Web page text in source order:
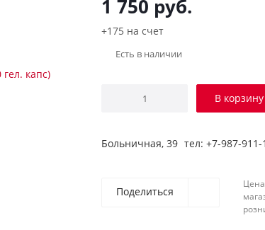
1 750 руб.
+175 на счет
Есть в наличии
В корзину
Больничная, 39 тел: +7-987-
Поделиться